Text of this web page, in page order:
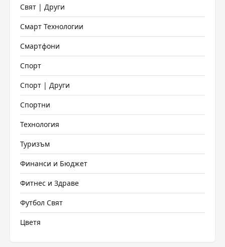
Свят | Други
Смарт Технологии
Смартфони
Спорт
Спорт | Други
Спортни
Технология
Туризъм
Финанси и Бюджет
Фитнес и Здраве
Футбол Свят
Цветя